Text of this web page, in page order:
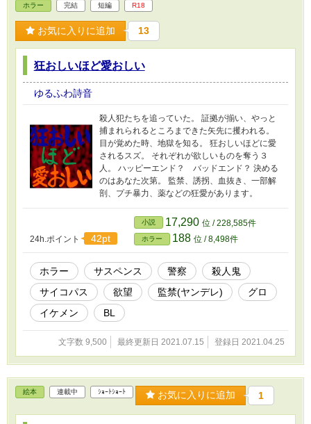
ホラー 完結 短編 R18
お気に入りに追加 13
狂おしいほど愛おしい
ゆるふわ詩音
殺人犯たちを追っていた。 証拠が揃い、やっと
捕まれられるところまできた矢先に攫われる。
目が覚めた時、地獄を知る。 狂おしいほどに愛
されるスズ。 それぞれが欲しいものを奪う３
人。 ハッピーエンド？ バッドエンド？ 決める
のはあなた次第。 監禁、誘拐、血抜き、一部解
剖、プチ暴力、薬などの狂愛があります。
24h.ポイント 42pt
小説 17,290 位 / 228,585件
ホラー 188 位 / 8,498件
ホラー サスペンス 警察
殺人鬼
サイコパス
欲望 監禁(ヤンデレ)
グロ
イケメン
BL
文字数 9,500 最終更新日 2021.07.15 登録日 2021.04.25
絵本 連載中 ｼｮｰﾄｼｮｰﾄ お気に入りに追加 1